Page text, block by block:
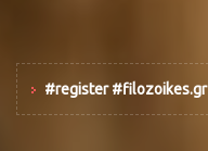
#register #filozoikes.gr